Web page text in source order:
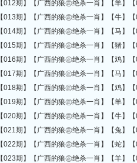
【012期】【广西的狼㊣绝杀一肖】【羊】
【013期】【广西的狼㊣绝杀一肖】【牛】
【014期】【广西的狼㊣绝杀一肖】【马】
【015期】【广西的狼㊣绝杀一肖】【猪】
【016期】【广西的狼㊣绝杀一肖】【鸡】
【017期】【广西的狼㊣绝杀一肖】【马】
【018期】【广西的狼㊣绝杀一肖】【鸡】
【019期】【广西的狼㊣绝杀一肖】【羊】
【020期】【广西的狼㊣绝杀一肖】【牛】
【021期】【广西的狼㊣绝杀一肖】【兔】
【022期】【广西的狼㊣绝杀一肖】【蛇】
【023期】【广西的狼㊣绝杀一肖】【羊】